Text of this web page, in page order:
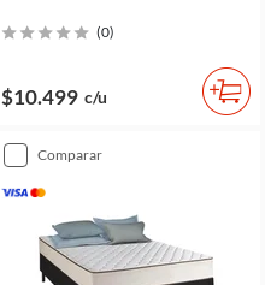
(0)
$10.499 c/u
comparar